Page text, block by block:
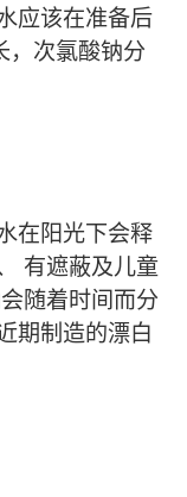
应该在准备后
，次氯酸钠分
在阳光下会释
有遮蔽及儿童
随着时间而分
期制造的漂白